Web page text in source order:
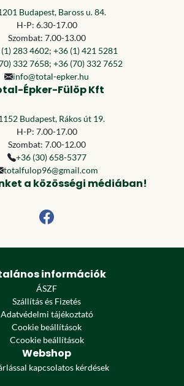
Budapest, Baross u. 84.
H-P: 6.30-17.00
Szombat: 7.00-13.00
283 4602; +36 (1) 421 5281
332 7658; +36 (70) 332 7652
info@total-epker.hu
Épker-Fülöp Kft
Budapest, Rákos út 19.
H-P: 7.00-17.00
Szombat: 7.00-12.00
+36 (30) 658-5377
totalfulop96@gmail.com
a közösségi médiában!
információk
ÁSZF
Szállítás és Fizetés
Adatvédelmi tájékoztató
Cookie beállítások
Ccookie beállítások
Webshop
kapcsolatos kérdések